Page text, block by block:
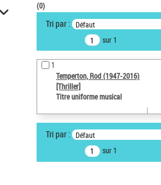
VOTRE RECHERCHE
Recherche avancée dans les
notices d’autorité
Œuvres liées à l'auteur :
Temperton, Rod (1947-2016)
Auteur d’œuvre
ne s'applique pas
Statut de la notice d’autorité
(0)
Tri par : Défaut
sur 1
1
Temperton, Rod (1947-2016)
[Thriller]
Titre uniforme musical
Tri par : Défaut
sur 1